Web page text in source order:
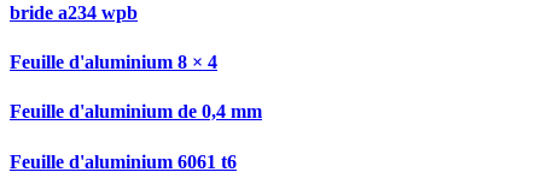
bride a234 wpb
Feuille d'aluminium 8 × 4
Feuille d'aluminium de 0,4 mm
Feuille d'aluminium 6061 t6